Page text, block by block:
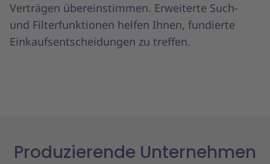
Verträgen übereinstimmen. Erweiterte Such-
und Filterfunktionen helfen Ihnen, fundierte
Einkaufsentscheidungen zu treffen.
Produzierende Unternehmen